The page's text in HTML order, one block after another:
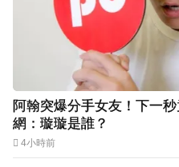
阿翰突爆分手女友！下一
網：璇璇是誰？
4小時前